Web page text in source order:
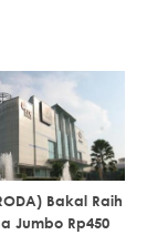
Bakal Raih
Jumbo Rp450